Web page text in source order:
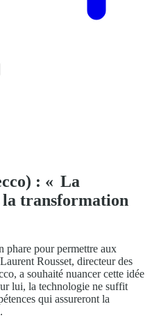
: « La
la transformation
phare pour permettre aux
Rousset, directeur des
a souhaité nuancer cette idée
lui, la technologie ne suffit
qui assureront la